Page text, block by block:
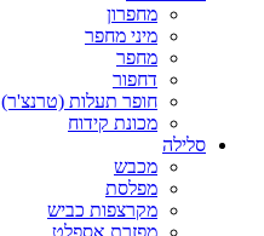
מחפרון
מיני מחפר
מחפר
דחפור
חופר תעלות (טרנצ'ר)
מכונת קידוח
סלילה
מכבש
מפלסת
מקרצפות כביש
מפזרת אספלט